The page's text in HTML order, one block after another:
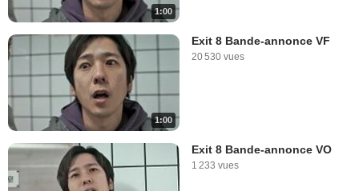
1:00
1:00
Exit 8 Bande-annonce VF
20 530 vues
Exit 8 Bande-annonce VO
1 233 vues